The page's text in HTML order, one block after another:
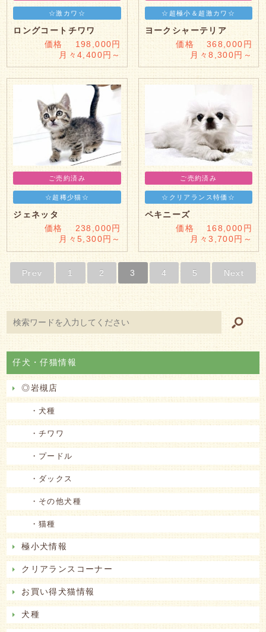
☆激カワ☆
ロングコートチワワ
価格 198,000円
月々4,400円～
☆超極小＆超激カワ☆
ヨークシャーテリア
価格 368,000円
月々8,300円～
ご売約済み
☆超稀少猫☆
ジェネッタ
価格 238,000円
月々5,300円～
ご売約済み
☆クリアランス特価☆
ペキニーズ
価格 168,000円
月々3,700円～
Prev 1 2 3 4 5 Next
仔犬・仔猫情報
◎岩槻店
・犬種
・チワワ
・プードル
・ダックス
・その他犬種
・猫種
極小犬情報
クリアランスコーナー
お買い得犬猫情報
犬種